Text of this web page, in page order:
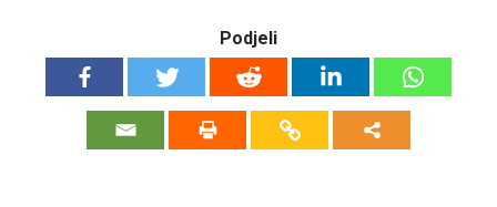
Podjeli